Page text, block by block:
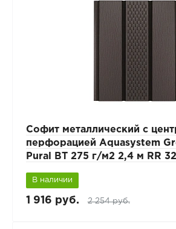
Софит металлический с
перфорацией Aquasystem
Pural BT 275 г/м2 2,4 м RR 32
В наличии
1 916 руб. 2 254 руб.